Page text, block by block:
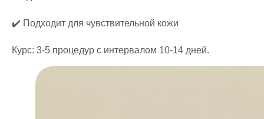
✔️ Подходит для чувствительной кожи
Курс: 3-5 процедур с интервалом 10-14 дней.